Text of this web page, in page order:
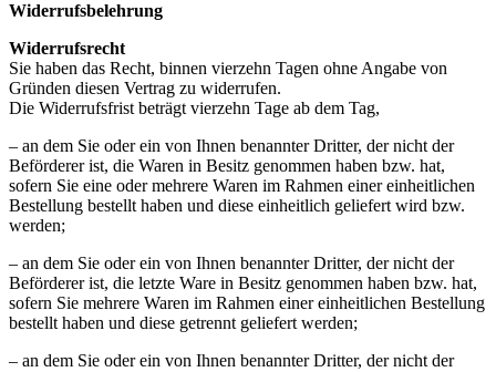
Widerrufsbelehrung
Widerrufsrecht
Sie haben das Recht, binnen vierzehn Tagen ohne Angabe von
Gründen diesen Vertrag zu widerrufen.
Die Widerrufsfrist beträgt vierzehn Tage ab dem Tag,
– an dem Sie oder ein von Ihnen benannter Dritter, der nicht der
Beförderer ist, die Waren in Besitz genommen haben bzw. hat,
sofern Sie eine oder mehrere Waren im Rahmen einer einheitlichen
Bestellung bestellt haben und diese einheitlich geliefert wird bzw.
werden;
– an dem Sie oder ein von Ihnen benannter Dritter, der nicht der
Beförderer ist, die letzte Ware in Besitz genommen haben bzw. hat,
sofern Sie mehrere Waren im Rahmen einer einheitlichen Bestellung
bestellt haben und diese getrennt geliefert werden;
– an dem Sie oder ein von Ihnen benannter Dritter, der nicht der